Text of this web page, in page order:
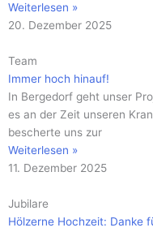
Weiterlesen »
20. Dezember 2025
Team
Immer hoch hinauf!
In Bergedorf geht unser
es an der Zeit unseren
bescherte uns zur
Weiterlesen »
11. Dezember 2025
Jubilare
Hölzerne Hochzeit: Danke